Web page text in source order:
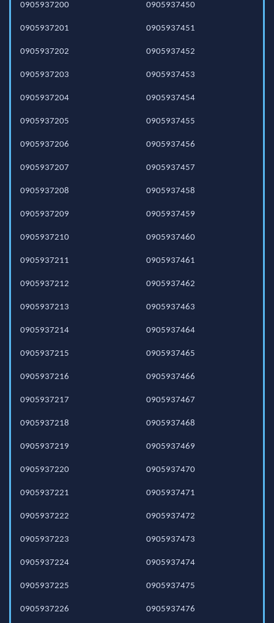
0905937200
0905937201
0905937202
0905937203
0905937204
0905937205
0905937206
0905937207
0905937208
0905937209
0905937210
0905937211
0905937212
0905937213
0905937214
0905937215
0905937216
0905937217
0905937218
0905937219
0905937220
0905937221
0905937222
0905937223
0905937224
0905937225
0905937226
0905937450
0905937451
0905937452
0905937453
0905937454
0905937455
0905937456
0905937457
0905937458
0905937459
0905937460
0905937461
0905937462
0905937463
0905937464
0905937465
0905937466
0905937467
0905937468
0905937469
0905937470
0905937471
0905937472
0905937473
0905937474
0905937475
0905937476